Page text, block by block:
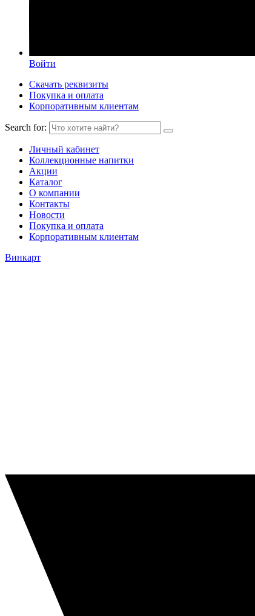
Войти
Скачать реквизиты
Покупка и оплата
Корпоративным клиентам
Search for:
Личный кабинет
Коллекционные напитки
Акции
Каталог
О компании
Контакты
Новости
Покупка и оплата
Корпоративным клиентам
Винкарт